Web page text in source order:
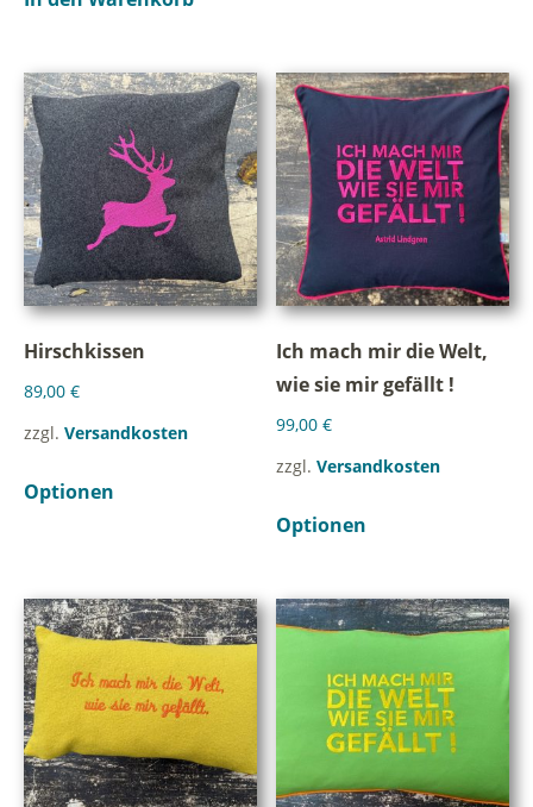
Hirschkissen
89,00 €
zzgl. Versandkosten
Optionen
Ich mach mir die Welt,
wie sie mir gefällt !
99,00€
zzgl.Versandkosten
Optionen